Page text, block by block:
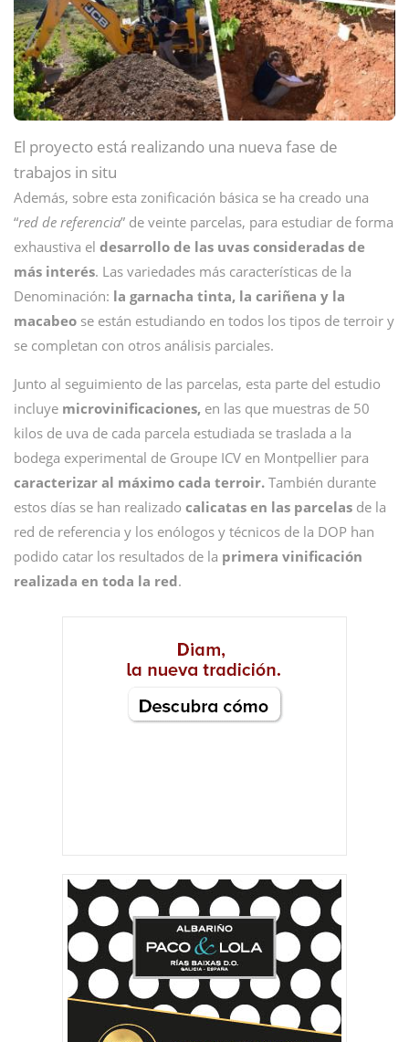
El proyecto está realizando una nueva fase de
trabajos in situ
Además, sobre esta zonificación básica se ha creado una
“red de referencia” de veinte parcelas, para estudiar de forma
exhaustiva el desarrollo de las uvas consideradas de
más interés. Las variedades más características de la
Denominación: la garnacha tinta, la cariñena y la
macabeo se están estudiando en todos los tipos de terroir y
se completan con otros análisis parciales.
Junto al seguimiento de las parcelas, esta parte del estudio
incluye microvinificaciones, en las que muestras de 50
kilos de uva de cada parcela estudiada se traslada a la
bodega experimental de Groupe ICV en Montpellier para
caracterizar al máximo cada terroir. También durante
estos días se han realizado calicatas en las parcelas de la
red de referencia y los enólogos y técnicos de la DOP han
podido catar los resultados de la primera vinificación
realizada en toda la red.